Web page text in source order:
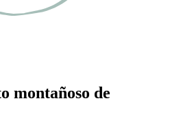
montañoso de